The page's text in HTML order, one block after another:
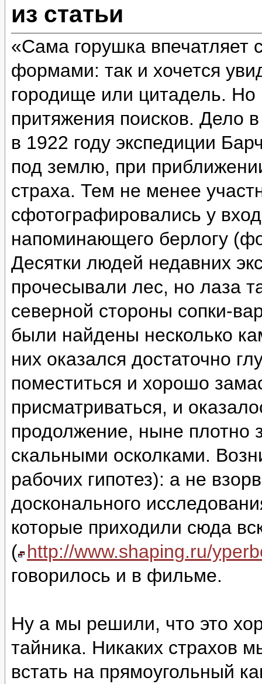
из статьи
«Сама горушка
формами: так и хочется
городище или цитадель. Но
притяжения поисков. Дело
в 1922 году экспедиции
под землю, при
страха. Тем не менее
сфотографировались у
напоминающего берлогу
Десятки людей недавних
прочесывали лес, но лаза
северной стороны сопки-
были найдены несколько
них оказался достаточно
поместиться и хорошо
присматриваться, и
продолжение, ныне плотно
скальными осколками.
рабочих гипотез): а не
досконального
которые приходили сюда
( http://www.shaping.ru/
говорилось и в фильме.
Ну а мы решили, что это
тайника. Никаких страхов
встать на прямоугольный